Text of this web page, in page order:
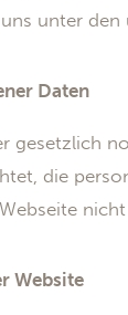
unter
Daten
gesetzlich
die
Website